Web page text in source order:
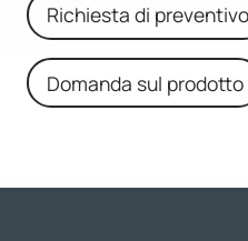
Richiesta di preventivo
Domanda sul prodotto